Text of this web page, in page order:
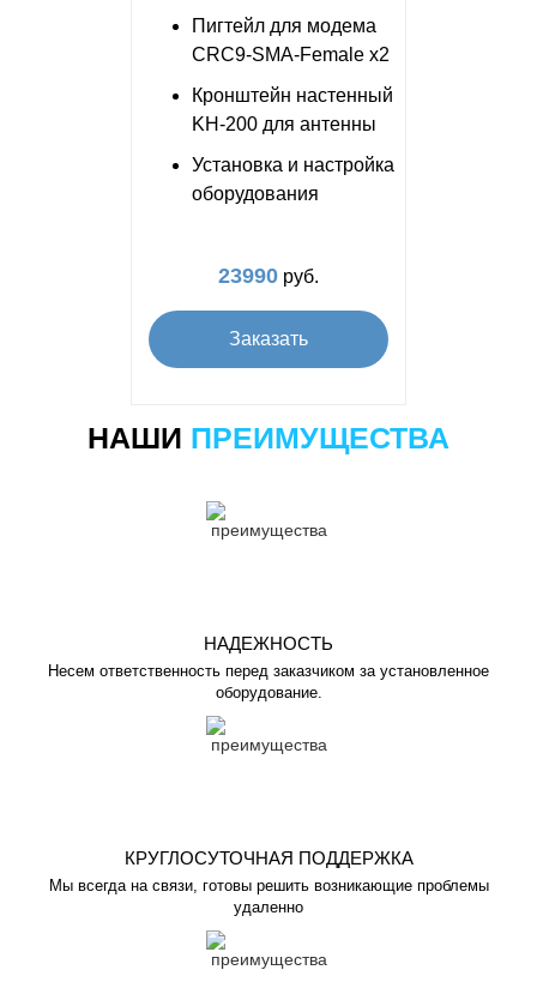
Пигтейл для модема
CRC9-SMA-Female x2
Кронштейн настенный
KH-200 для антенны
Установка и настройка
оборудования
23990 руб.
Заказать
НАШИ ПРЕИМУЩЕСТВА
НАДЕЖНОСТЬ
Несем ответственность перед заказчиком за установленное
оборудование.
КРУГЛОСУТОЧНАЯ ПОДДЕРЖКА
Мы всегда на связи, готовы решить возникающие проблемы
удаленно